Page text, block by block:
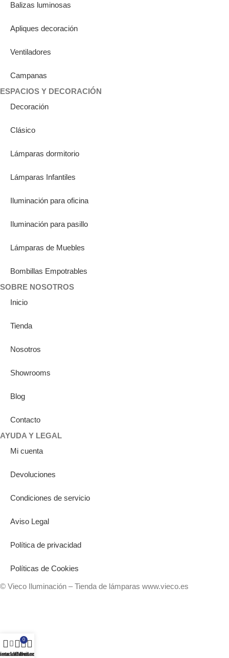
Balizas luminosas
Apliques decoración
Ventiladores
Campanas
ESPACIOS Y DECORACIÓN
Decoración
Clásico
Lámparas dormitorio
Lámparas Infantiles
Iluminación para oficina
Iluminación para pasillo
Lámparas de Muebles
Bombillas Empotrables
SOBRE NOSOTROS
Inicio
Tienda
Nosotros
Showrooms
Blog
Contacto
AYUDA Y LEGAL
Mi cuenta
Devoluciones
Condiciones de servicio
Aviso Legal
Política de privacidad
Políticas de Cookies
© Vieco Iluminación – Tienda de lámparas www.vieco.es
Lateral
de deseos
0
Carrito
Mi cuenta